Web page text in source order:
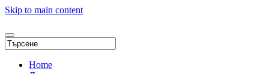
Skip to main content
Home